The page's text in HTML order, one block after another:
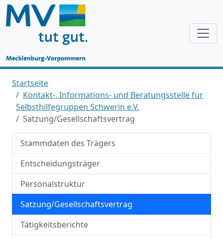
Startseite
Kontakt-, Informations- und Beratungsstelle für
Selbsthilfegruppen Schwerin e.V.
Satzung/Gesellschaftsvertrag
Stammdaten des Trägers
Entscheidungsträger
Personalstruktur
Satzung/Gesellschaftsvertrag
Tätigkeitsberichte